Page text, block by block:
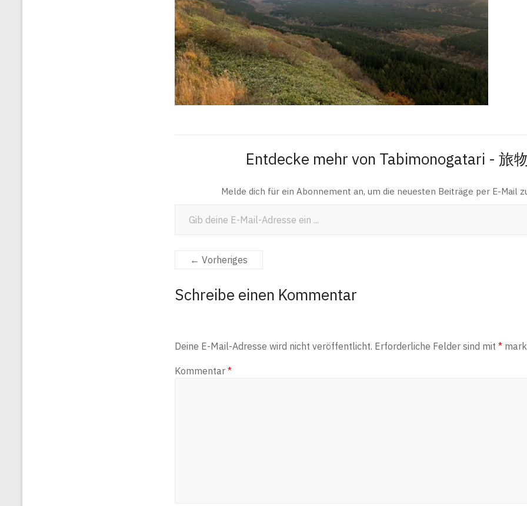
Entdecke mehr von Tabimonogatari - 旅
Melde dich für ein Abonnement an, um die neuesten Beiträge per E-Mail
← Vorheriges
Schreibe einen Kommentar
Deine E-Mail-Adresse wird nicht veröffentlicht. Erforderliche Felder sind mit *
Kommentar *